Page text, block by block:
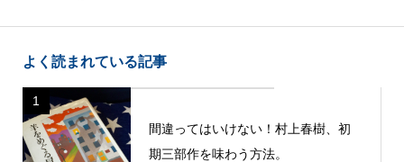
よく読まれている記事
1
間違ってはいけない！村上春樹、初
期三部作を味わう方法。